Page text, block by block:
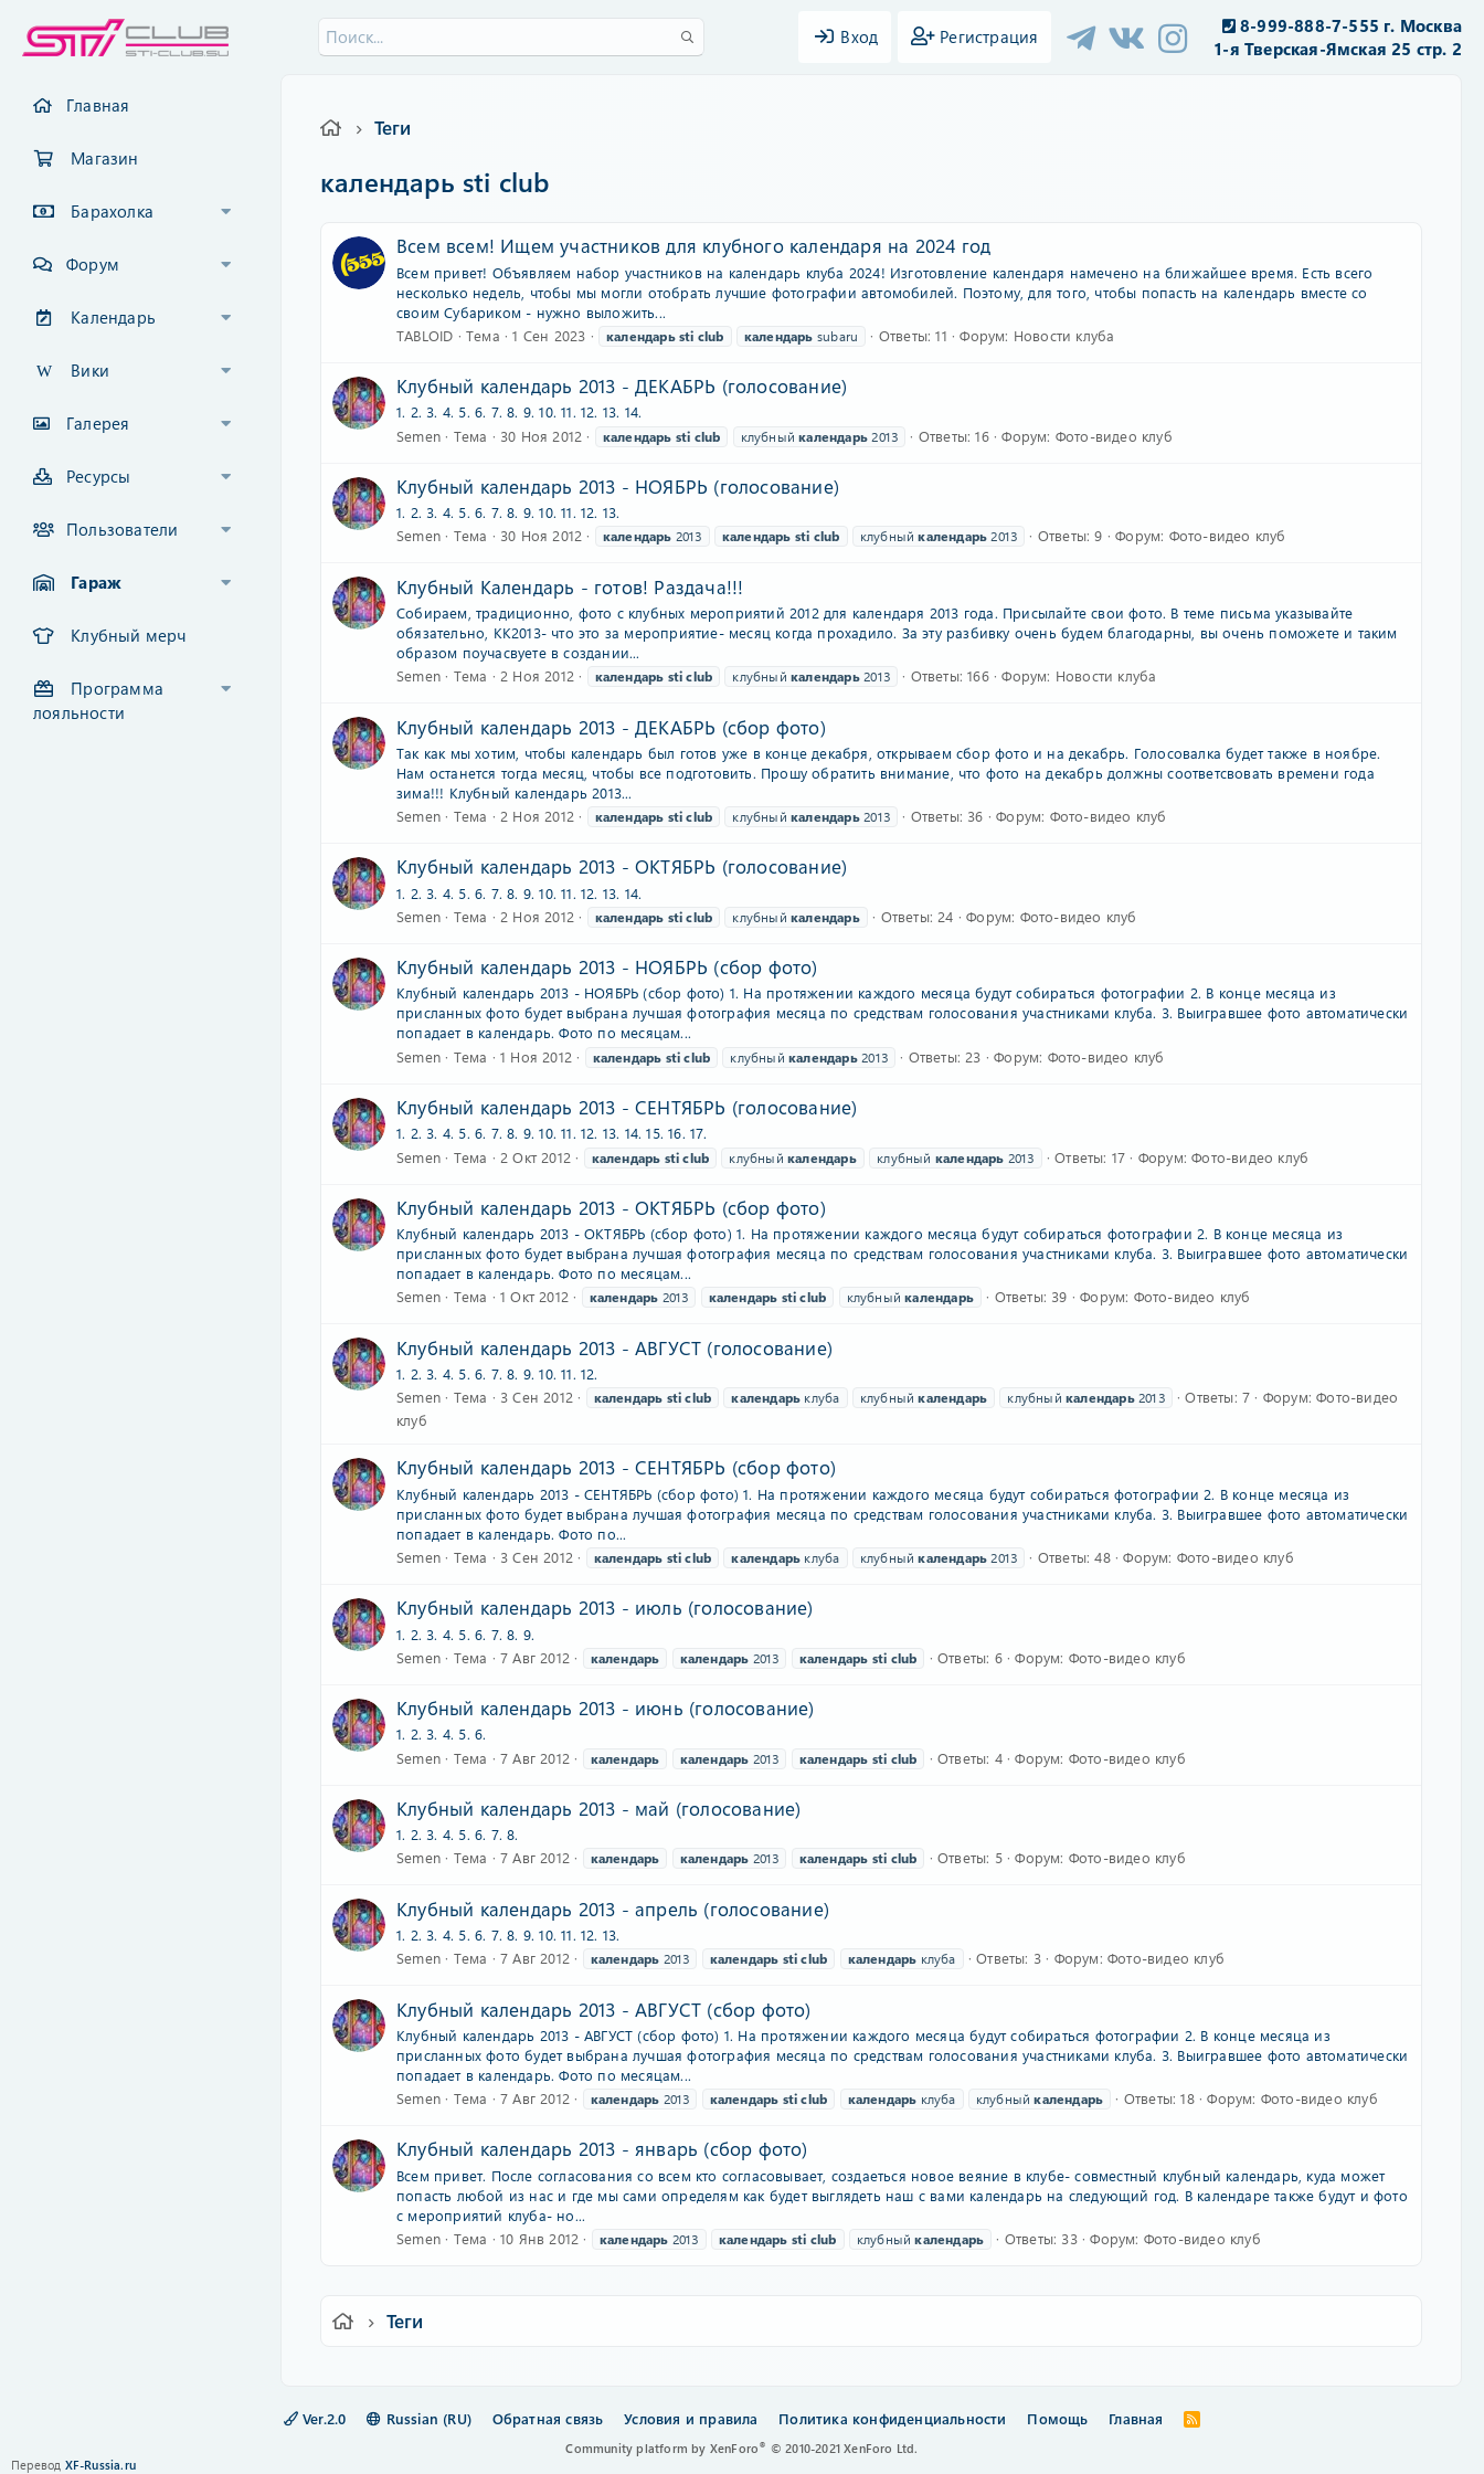
Вход Регистрация
8-999-888-7-555 г. Москва
1-я Тверская-Ямская 25 стр. 2
Главная
Магазин
Барахолка
Форум
Календарь
Вики
Галерея
Ресурсы
Пользователи
Гараж
Клубный мерч
Программа
лояльности
Теги
календарь sti club
Всем всем! Ищем участников для клубного календаря на 2024 год
Всем привет! Объявляем набор участников на календарь клуба 2024! Изготовление календаря намечено на ближайшее время. Есть всего
несколько недель, чтобы мы могли отобрать лучшие фотографии автомобилей. Поэтому, для того, чтобы попасть на календарь вместе со
своим Субариком - нужно выложить...
TABLOID
Тема 1 Сен 2023 календарь sti club календарь subaru Ответы: 11 Форум: Новости клуба
Клубный календарь 2013 - ДЕКАБРЬ (голосование)
1. 2. 3. 4. 5. 6. 7. 8. 9. 10. 11. 12. 13. 14.
Semen
Тема 30 Ноя 2012 календарь sti club клубныйкалендарь2013 Ответы: 16 Форум: Фото-видео клуб
Клубный календарь 2013 - НОЯБРЬ (голосование)
1. 2. 3. 4. 5. 6. 7. 8. 9. 10. 11. 12. 13.
Semen
Тема 30 Ноя 2012 календарь 2013 календарь sti club клубныйкалендарь2013 Ответы: 9 Форум: Фото-видео клуб
Клубный Календарь - готов! Раздача!!!
Собираем, традиционно, фото с клубных мероприятий 2012 для календаря 2013 года. Присылайте свои фото. В теме письма указывайте
обязательно, KK2013- что это за мероприятие- месяц когда прохадило. За эту разбивку очень будем благодарны, вы очень поможете и таким
образом поучасвуете в создании...
Semen
Тема 2 Ноя 2012 календарь sti club клубныйкалендарь2013 Ответы: 166 Форум: Новости клуба
Клубный календарь 2013 - ДЕКАБРЬ (сбор фото)
Так как мы хотим, чтобы календарь был готов уже в конце декабря, открываем сбор фото и на декабрь. Голосовалка будет также в ноябре.
Нам останется тогда месяц, чтобы все подготовить. Прошу обратить внимание, что фото на декабрь должны соответсвовать времени года
зима!!! Клубный календарь 2013...
Semen
Тема 2 Ноя 2012 календарь sti club клубныйкалендарь2013 Ответы: 36 Форум: Фото-видео клуб
Клубный календарь 2013 - ОКТЯБРЬ (голосование)
1. 2. 3. 4. 5. 6. 7. 8. 9. 10. 11. 12. 13. 14.
Semen
Тема 2 Ноя 2012 календарь sti club клубныйкалендарь Ответы: 24 Форум: Фото-видео клуб
Клубный календарь 2013 - НОЯБРЬ (сбор фото)
Клубный календарь 2013 - НОЯБРЬ (сбор фото) 1. На протяжении каждого месяца будут собираться фотографии 2. В конце месяца из
присланных фото будет выбрана лучшая фотография месяца по средствам голосования участниками клуба. 3. Выигравшее фото автоматически
попадает в календарь. Фото по месяцам...
Semen
Тема 1 Ноя 2012 календарь sti club клубныйкалендарь2013 Ответы: 23 Форум: Фото-видео клуб
Клубный календарь 2013 - СЕНТЯБРЬ (голосование)
1. 2. 3. 4. 5. 6. 7. 8. 9. 10. 11. 12. 13. 14. 15. 16. 17.
Semen
Тема 2 Окт 2012 календарь sti club клубныйкалендарь клубный календарь 2013 Ответы: 17 Форум:Фото-видео клуб
Клубный календарь 2013 - ОКТЯБРЬ (сбор фото)
Клубный календарь 2013 - ОКТЯБРЬ (сбор фото) 1. На протяжении каждого месяца будут собираться фотографии 2. В конце месяца из
присланных фото будет выбрана лучшая фотография месяца по средствам голосования участниками клуба. 3. Выигравшее фото автоматически
попадает в календарь. Фото по месяцам...
Semen
Тема 1 Окт 2012 календарь 2013 календарь sti club клубныйкалендарь Ответы: 39 Форум: Фото-видео клуб
Клубный календарь 2013 - АВГУСТ (голосование)
1. 2. 3. 4. 5. 6. 7. 8. 9. 10. 11. 12.
Semen
Тема 3 Сен 2012 календарь sti club календарь клуба клубныйкалендарь клубный календарь2013 Ответы: 7 Форум:Фото-видео
клуб
Клубный календарь 2013 - СЕНТЯБРЬ (сбор фото)
Клубный календарь 2013 - СЕНТЯБРЬ (сбор фото) 1. На протяжении каждого месяца будут собираться фотографии 2. В конце месяца из
присланных фото будет выбрана лучшая фотография месяца по средствам голосования участниками клуба. 3. Выигравшее фото автоматически
попадает в календарь. Фото по...
Semen
Тема 3 Сен 2012 календарь sti club календарь клуба клубныйкалендарь2013 Ответы: 48 Форум: Фото-видео клуб
Клубный календарь 2013 - июль (голосование)
1. 2. 3. 4. 5. 6. 7. 8. 9.
Semen
Тема 7 Авг 2012 календарь календарь 2013 календарь sti club Ответы: 6 Форум: Фото-видео клуб
Клубный календарь 2013 - июнь (голосование)
1. 2. 3. 4. 5. 6.
Semen
Тема 7 Авг 2012 календарь календарь 2013 календарь sti club Ответы: 4 Форум: Фото-видео клуб
Клубный календарь 2013 - май (голосование)
1. 2. 3. 4. 5. 6. 7. 8.
Semen
Тема 7 Авг 2012 календарь календарь 2013 календарь sti club Ответы: 5 Форум: Фото-видео клуб
Клубный календарь 2013 - апрель (голосование)
1. 2. 3. 4. 5. 6. 7. 8. 9. 10. 11. 12. 13.
Semen
Тема 7 Авг 2012 календарь 2013 календарь sti club календарь клуба Ответы: 3 Форум: Фото-видео клуб
Клубный календарь 2013 - АВГУСТ (сбор фото)
Клубный календарь 2013 - АВГУСТ (сбор фото) 1. На протяжении каждого месяца будут собираться фотографии 2. В конце месяца из
присланных фото будет выбрана лучшая фотография месяца по средствам голосования участниками клуба. 3. Выигравшее фото автоматически
попадает в календарь. Фото по месяцам...
Semen
Тема 7 Авг 2012 календарь 2013 календарь sti club календарь клуба клубныйкалендарь Ответы: 18 Форум: Фото-видео клуб
Клубный календарь 2013 - январь (сбор фото)
Всем привет. После согласования со всем кто согласовывает, создаеться новое веяние в клубе- совместный клубный календарь, куда может
попасть любой из нас и где мы сами определям как будет выглядеть наш с вами календарь на следующий год. В календаре также будут и фото
с мероприятий клуба- но...
Semen
Тема 10 Янв 2012 календарь 2013 календарь sti club клубныйкалендарь Ответы: 33 Форум: Фото-видео клуб
Теги
Ver.2.0 Russian (RU) Обратная связь Условия и правила Политика конфиденциальности Помощь Главная
R
Community platform by XenForo® © 2010-2021 XenForo Ltd.
Перевод XF-Russia.ru